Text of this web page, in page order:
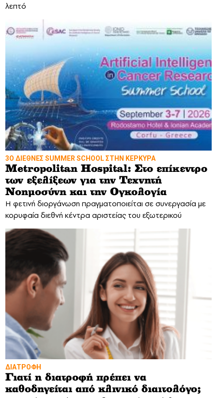
λεπτό
3Ο ΔΙΕΘΝΕΣ SUMMER SCHOOL ΣΤΗΝ ΚΕΡΚΥΡΑ
Metropolitan Hospital: Στο επίκεντρο
των εξελίξεων για την Τεχνητή
Νοημοσύνη και την Ογκολογία
Η φετινή διοργάνωση πραγματοποιείται σε συνεργασία με
κορυφαία διεθνή κέντρα αριστείας του εξωτερικού
ΔΙΑΤΡΟΦΗ
Γιατί η διατροφή πρέπει να
καθοδηγείται από κλινικό διαιτολόγο;